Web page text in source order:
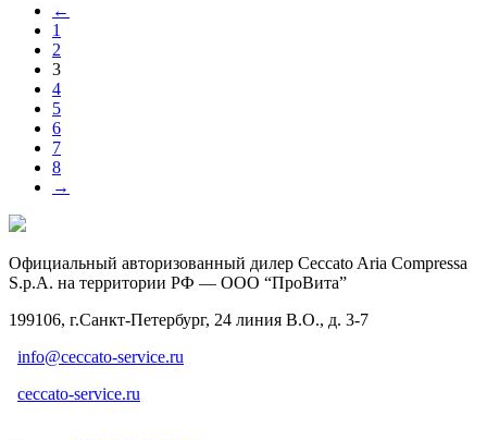
←
1
2
3
4
5
6
7
8
→
Официальный авторизованный дилер Ceccato Aria Compressa
S.p.A. на территории РФ — ООО “ПроВита”
199106, г.Санкт-Петербург, 24 линия В.О., д. 3-7
info@ceccato-service.ru
ceccato-service.ru